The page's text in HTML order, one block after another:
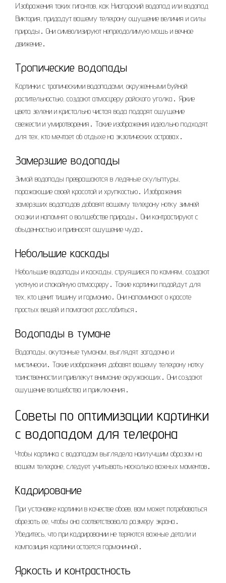
Изображения таких гигантов, как Ниагарский водопад или водопад
Виктория, придадут вашему телефону ощущение величия и силы
природы․ Они символизируют непреодолимую мощь и вечное
движение․
Тропические водопады
Картинки с тропическими водопадами, окруженными буйной
растительностью, создают атмосферу райского уголка․ Яркие
цвета зелени и кристально чистая вода подарят ощущение
свежести и умиротворения․ Такие изображения идеально подходят
для тех, кто мечтает об отдыхе на экзотических островах․
Замерзшие водопады
Зимой водопады превращаются в ледяные скульптуры,
поражающие своей красотой и хрупкостью․ Изображения
замерзших водопадов добавят вашему телефону нотку зимней
сказки и напомнят о волшебстве природы․ Они контрастируют с
обыденностью и привносят ощущение чуда․
Небольшие каскады
Небольшие водопады и каскады, струящиеся по камням, создают
уютную и спокойную атмосферу․ Такие картинки подойдут для
тех, кто ценит тишину и гармонию․ Они напоминают о красоте
простых вещей и помогают расслабиться․
Водопады в тумане
Водопады, окутанные туманом, выглядят загадочно и
мистически․ Такие изображения добавят вашему телефону нотку
таинственности и привлекут внимание окружающих․ Они создают
ощущение волшебства и приключения․
Советы по оптимизации картинки
с водопадом для телефона
Чтобы картинка с водопадом выглядела наилучшим образом на
вашем телефоне, следует учитывать несколько важных моментов․
Кадрирование
При установке картинки в качестве обоев, вам может потребоваться
обрезать ее, чтобы она соответствовала размеру экрана․
Убедитесь, что при кадрировании не теряются важные детали и
композиция картинки остается гармоничной․
Яркость и контрастность